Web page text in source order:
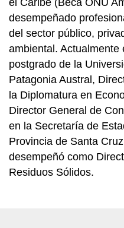
desempeñado
del sector público,
ambiental.
postgrado de la
Patagonia Austral,
la Diplomatura en
Director General de
en la Secretaría de
Provincia de Santa
desempeñó como
Residuos Sólidos.